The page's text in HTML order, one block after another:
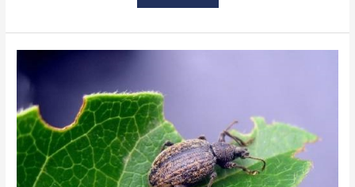
JARDÍN
¿CÓMO
RECONOCERLAS
Y
QUÉ
HACER?